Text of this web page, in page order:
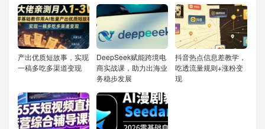
产出优质短故事，实现
一稿多吃多渠道变现
DeepSeek赋能跨境电
商实战课，助力出海业
务稳步发展
抖音热点信息差教学，
吃透流量规则+涨粉变
现